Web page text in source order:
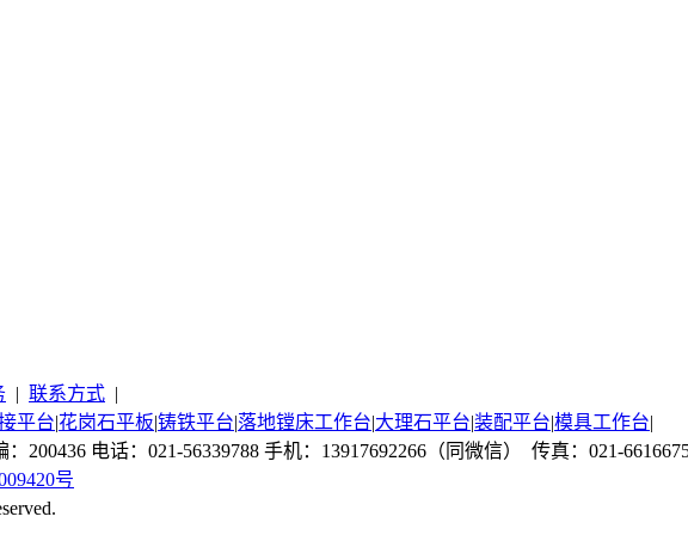
| 联系方式 |
平台|花岗石平板|铸铁平台|落地镗床工作台|大理石平台|装配平台|模具工作台|
200436 电话：021-56339788 手机：13917692266（同微信） 传真：021-
号